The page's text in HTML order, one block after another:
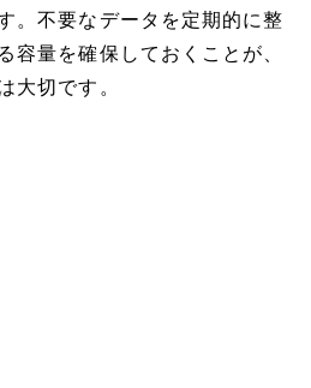
。不要なデータを定期的に整
容量を確保しておくことが、
大切です。